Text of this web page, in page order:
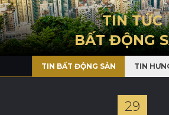
GIỚI THIỆ
D Ự Á N
C HOẠ
TIN TỨC
BẤT ĐỘNG
TIN BẤT ĐỘNG SẢN TIN
29